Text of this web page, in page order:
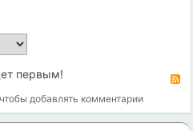
первым!
чтобы добавлять комментарии